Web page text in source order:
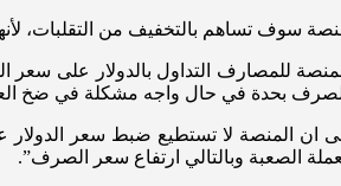
سوف تساهم بالتخفيف من التقلبات،
للمصارف التداول بالدولار على سعر
بحدة في حال واجه مشكلة في ضخ
ان المنصة لا تستطيع ضبط سعر
الصعبة وبالتالي ارتفاع سعر الصرف”.